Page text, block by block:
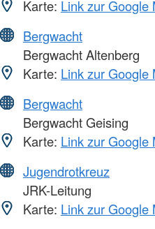
Karte: Link zur Google
Bergwacht
Bergwacht Altenberg
Karte: Link zur Google
Bergwacht
Bergwacht Geising
Karte: Link zur Google
Jugendrotkreuz
JRK-Leitung
Karte: Link zur Google